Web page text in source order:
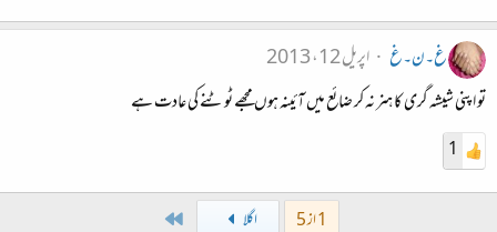
غ۔ن۔غ
اپریل 12، 2013
تو اپنی شیشہ گری کا ہنر نہ کر ضائع میں آئینہ ہوں‌ مجھے ٹوٹنے کی عادت ہے
1
1 از 5 اگلا